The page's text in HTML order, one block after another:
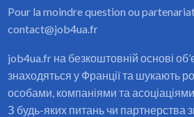
Pour la moindre question ou
contact@job4ua.fr
job4ua.fr на безкоштовній основі
знаходяться у Франції та шукають
особами, компаніями та асоціаціями.
З будь-яких питань чи партнерства